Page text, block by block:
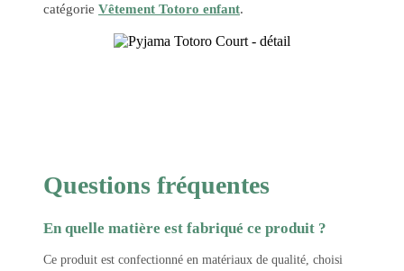
catégorie Vêtement Totoro enfant.
Questions fréquentes
En quelle matière est fabriqué ce produit ?
Ce produit est confectionné en matériaux de qualité, choisi